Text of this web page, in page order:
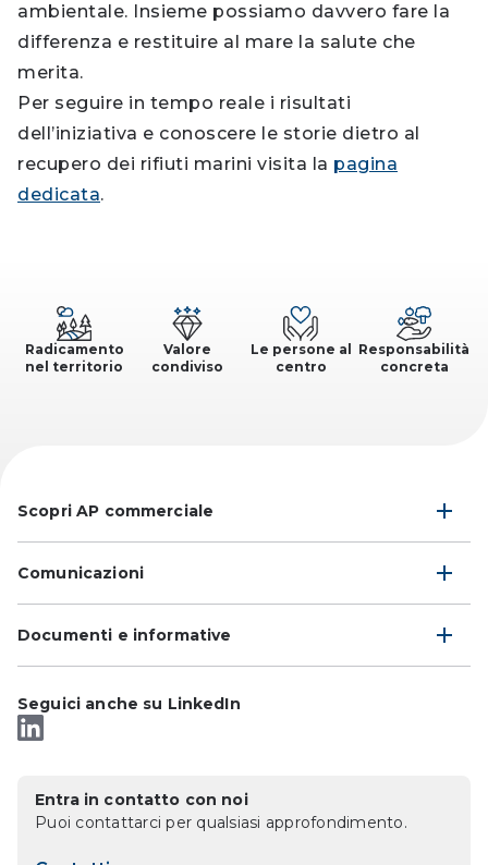
ambientale. Insieme possiamo davvero fare la
differenza e restituire al mare la salute che
merita.
Per seguire in tempo reale i risultati
dell’iniziativa e conoscere le storie dietro al
recupero dei rifiuti marini visita la pagina
dedicata.
Radicamento
nel territorio
Valore
condiviso
Le persone al
centro
Responsabilità
concreta
Scopri AP commerciale
Comunicazioni
Documenti e informative
Seguici anche su LinkedIn
Entra in contatto con noi
Puoi contattarci per qualsiasi approfondimento.